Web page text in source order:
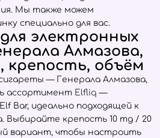
Мы также можем
специально для вас.
электронных
Алмазова,
крепость, объём
— Генерала Алмазова,
ассортимент Elfliq —
Bar, идеально подходящей к
Выбирайте крепость 10 mg / 20
вариант, чтобы настроить